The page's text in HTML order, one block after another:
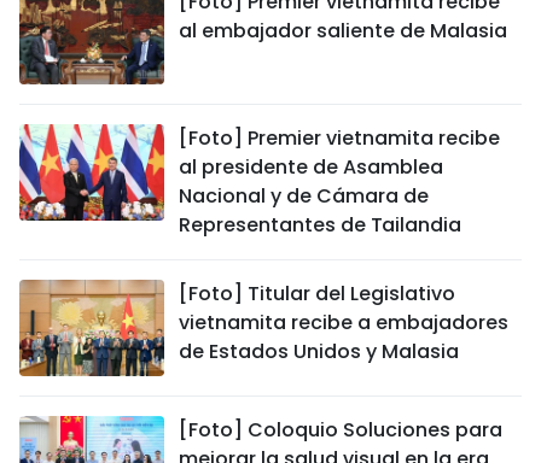
al embajador saliente de Malasia
[Foto] Premier vietnamita recibe
al presidente de Asamblea
Nacional y de Cámara de
Representantes de Tailandia
[Foto] Titular del Legislativo
vietnamita recibe a embajadores
de Estados Unidos y Malasia
[Foto] Coloquio Soluciones para